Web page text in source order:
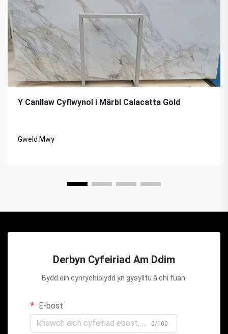
Y Canllaw Cyflwynol i Mârbl Calacatta Gold
Gweld Mwy
Derbyn Cyfeiriad Am Ddim
Bydd ein cynrychiolydd yn gysylltu â chi fuan.
E-bost
0/100